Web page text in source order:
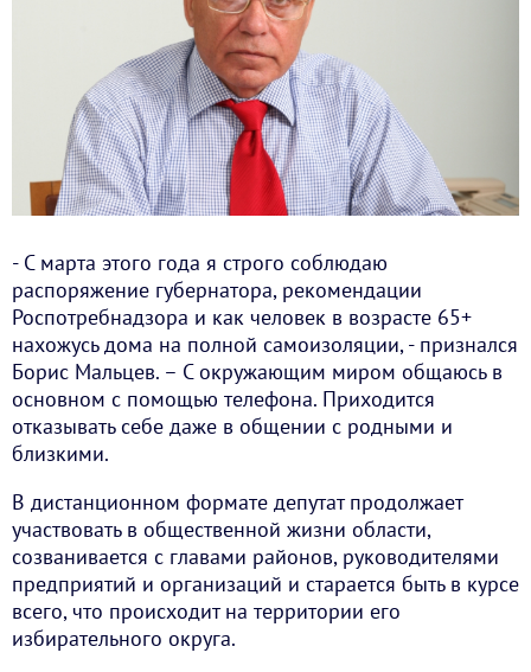
- С марта этого года я строго соблюдаю
распоряжение губернатора, рекомендации
Роспотребнадзора и как человек в возрасте 65+
нахожусь дома на полной самоизоляции, - признался
Борис Мальцев. – С окружающим миром общаюсь в
основном с помощью телефона. Приходится
отказывать себе даже в общении с родными и
близкими.
В дистанционном формате депутат продолжает
участвовать в общественной жизни области,
созванивается с главами районов, руководителями
предприятий и организаций и старается быть в курсе
всего, что происходит на территории его
избирательного округа.